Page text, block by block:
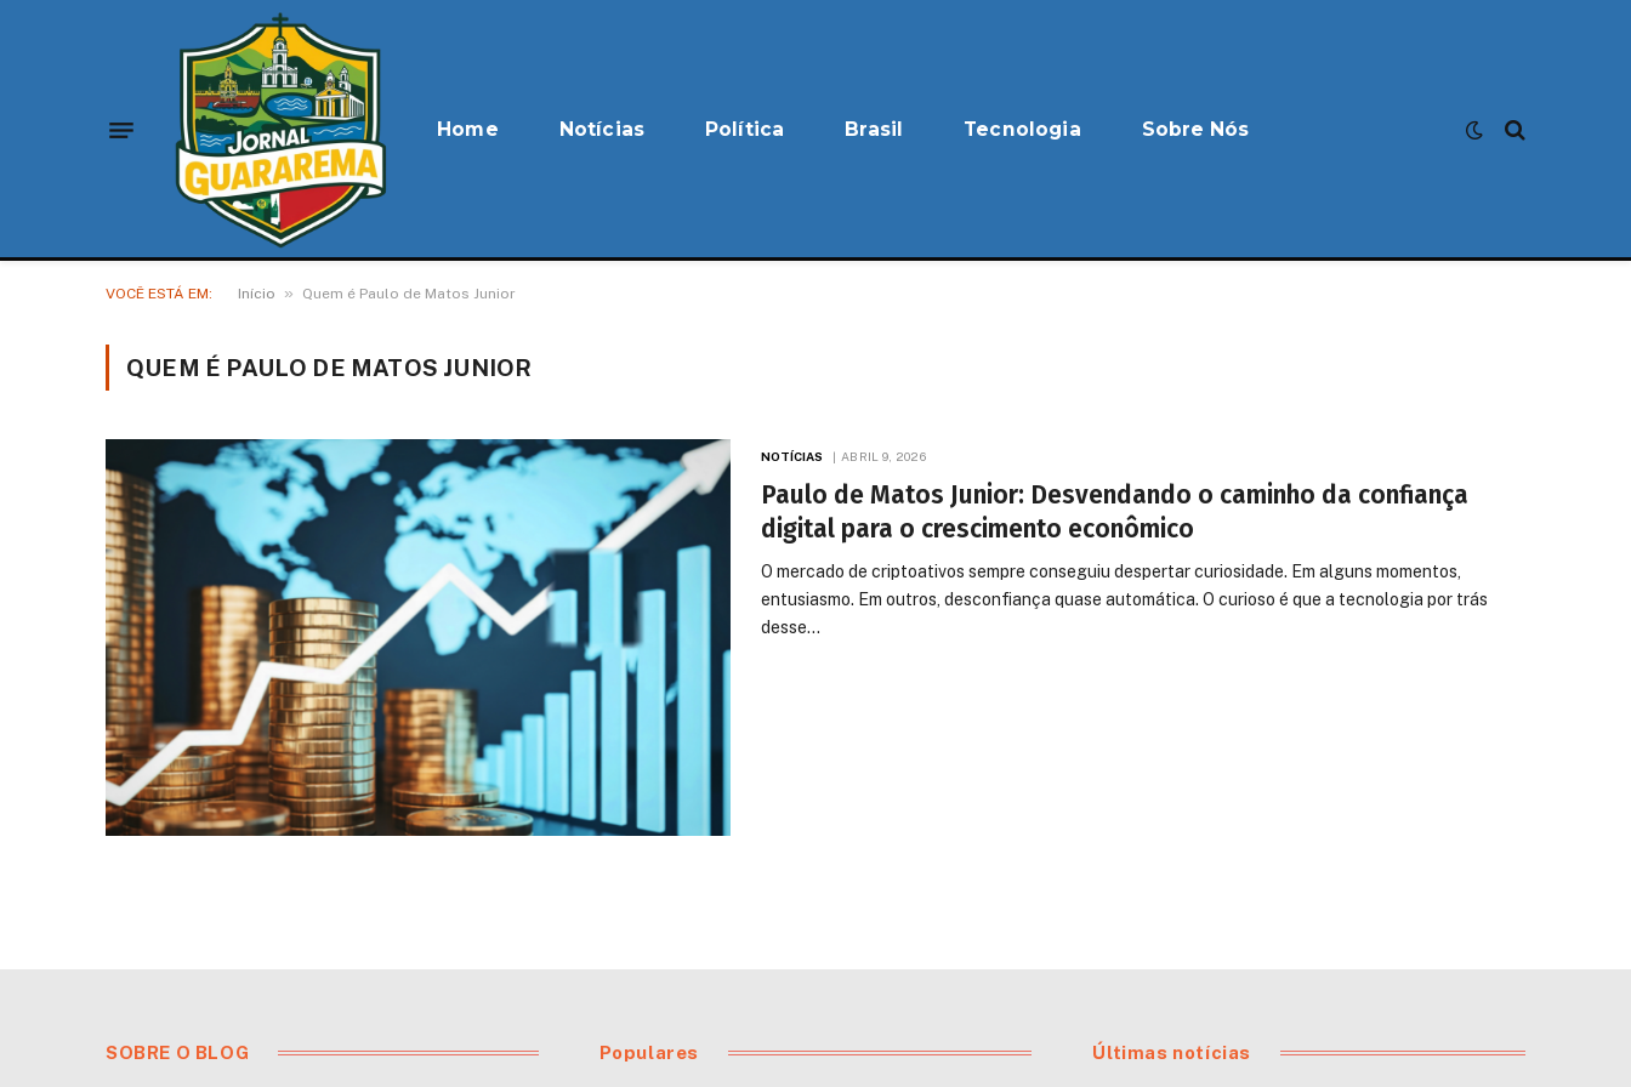
Home Notícias Política Brasil Tecnologia Sobre Nós
VOCÊ ESTÁ EM: Início » Quem é Paulo de Matos Junior
QUEM É PAULO DE MATOS JUNIOR
NOTÍCIAS ABRIL 9, 2026
Paulo de Matos Junior: Desvendando o caminho da confiança
digital para o crescimento econômico
O mercado de criptoativos sempre conseguiu despertar curiosidade. Em alguns momentos,
entusiasmo. Em outros, desconfiança quase automática. O curioso é que a tecnologia por trás
desse…
SOBRE O BLOG Populares Últimas notícias